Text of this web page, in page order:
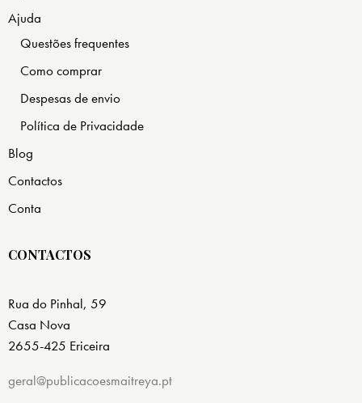
Ajuda
Questões frequentes
Como comprar
Despesas de envio
Política de Privacidade
Blog
Contactos
Conta
CONTACTOS
Rua do Pinhal, 59
Casa Nova
2655-425 Ericeira
geral@publicacoesmaitreya.pt